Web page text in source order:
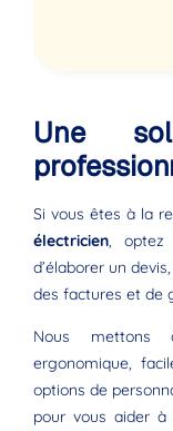
Une
Si vous êtes à la
électricien, optez
d’élaborer un
des factures et de
Nous mettons
ergonomique,
options de
pour vous aider à